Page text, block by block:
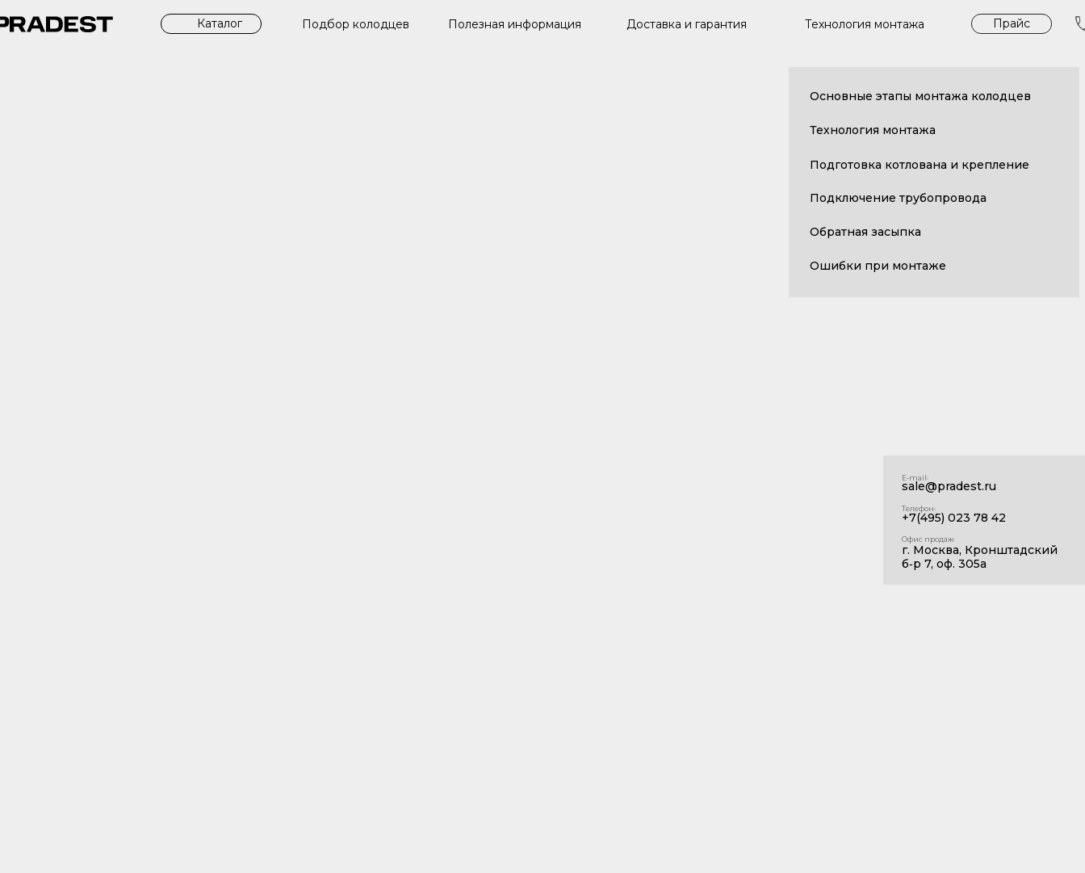
Подбор колодцев Прайс
Доставка и гарантия
Полезная информация
Каталог Технология монтажа
Технология монтажа
Основные этапы монтажа колодцев
Подготовка котлована и крепление
Обратная засыпка
Ошибки при монтаже
Подключение трубопровода
sale@pradest.ru
E‑mail꞉
+7(495) 023 78 42
Телефон꞉
г. Москва, Кронштадский
б‑р 7, оф. 305а
Офис продаж꞉